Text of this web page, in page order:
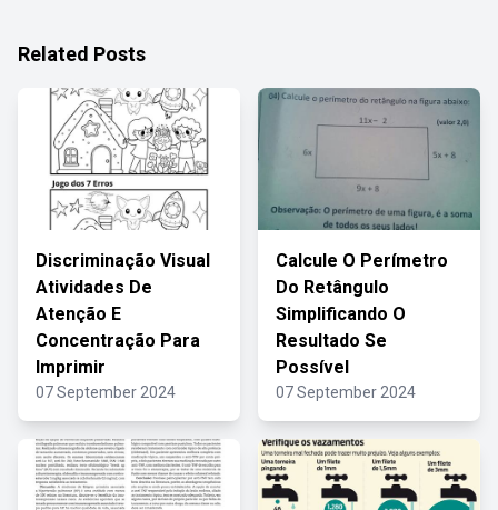
Related Posts
Discriminação Visual
Atividades De
Atenção E
Concentração Para
Imprimir
07 September 2024
Calcule O Perímetro
Do Retângulo
Simplificando O
Resultado Se
Possível
07 September 2024